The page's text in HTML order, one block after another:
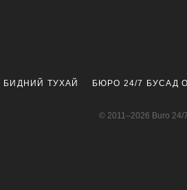
БИДНИЙ ТУХАЙ БЮРО 24/7 БУСАД
© 2011–2026 Buro 24/